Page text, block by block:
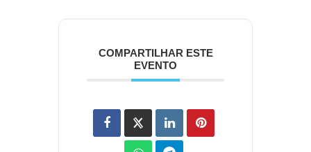
COMPARTILHAR ESTE
EVENTO